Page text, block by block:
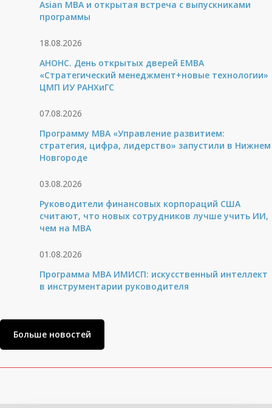
Asian MBA и открытая встреча с выпускниками
программы
18.08.2026
АНОНС. День открытых дверей ЕМВА
«Стратегический менеджмент+новые технологии»
ЦМП ИУ РАНХиГС
07.08.2026
Программу MBA «Управление развитием:
стратегия, цифра, лидерство» запустили в Нижнем
Новгороде
03.08.2026
Руководители финансовых корпораций США
считают, что новых сотрудников лучше учить ИИ,
чем на МВА
01.08.2026
Программа MBA ИМИСП: искусственный интеллект
в инструментарии руководителя
Больше новостей